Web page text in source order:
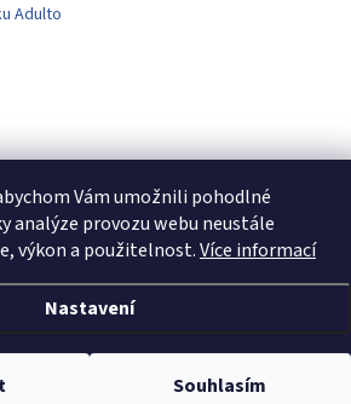
Vám umožnili pohodlné
analýze provozu webu neustále
výkon a použitelnost.Více informací
Nastavení
Souhlasím
Adulto